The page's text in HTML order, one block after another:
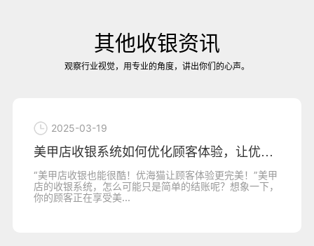
其他收银资讯
观察行业视觉，用专业的角度，讲出你们的心声。
2025-03-19
美甲店收银系统如何优化顾客体验，让优海猫
“美甲店收银也能很酷！优海猫让顾客体验更完美！”美甲
店的收银系统，怎么可能只是简单的结账呢？想象一下，
你的顾客正在享受美...